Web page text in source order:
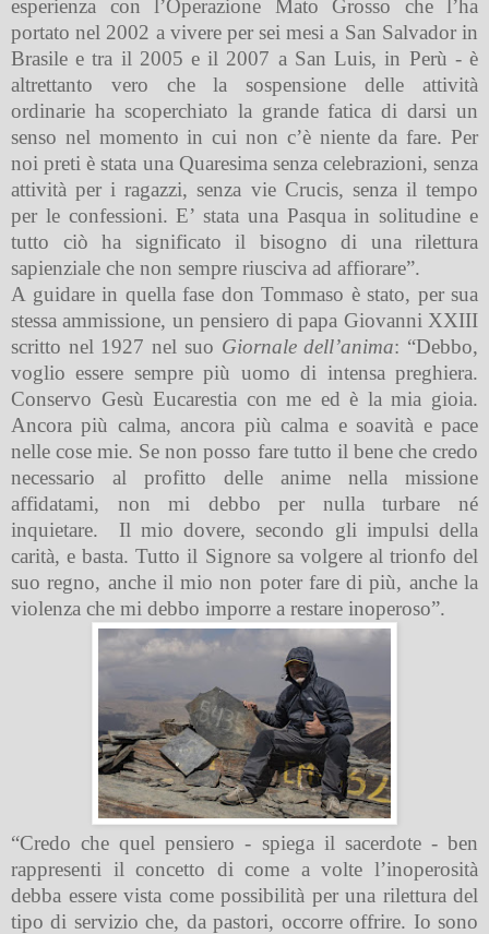
esperienza con l’Operazione Mato Grosso che l’ha
portato nel 2002 a vivere per sei mesi a San Salvador in
Brasile e tra il 2005 e il 2007 a San Luis, in Perù - è
altrettanto vero che la sospensione delle attività
ordinarie ha scoperchiato la grande fatica di darsi un
senso nel momento in cui non c’è niente da fare. Per
noi preti è stata una Quaresima senza celebrazioni, senza
attività per i ragazzi, senza vie Crucis, senza il tempo
per le confessioni. E’ stata una Pasqua in solitudine e
tutto ciò ha significato il bisogno di una rilettura
sapienziale che non sempre riusciva ad affiorare”.
A guidare in quella fase don Tommaso è stato, per sua
stessa ammissione, un pensiero di papa Giovanni XXIII
scritto nel 1927 nel suo Giornale dell’anima: “Debbo,
voglio essere sempre più uomo di intensa preghiera.
Conservo Gesù Eucarestia con me ed è la mia gioia.
Ancora più calma, ancora più calma e soavità e pace
nelle cose mie. Se non posso fare tutto il bene che credo
necessario al profitto delle anime nella missione
affidatami, non mi debbo per nulla turbare né
inquietare.
Il mio dovere, secondo gli impulsi della
carità, e basta. Tutto il Signore sa volgere al trionfo del
suo regno, anche il mio non poter fare di più, anche la
violenza che mi debbo imporre a restare inoperoso”.
“Credo che quel pensiero - spiega il sacerdote - ben
rappresenti il concetto di come a volte l’inoperosità
debba essere vista come possibilità per una rilettura del
tipo di servizio che, da pastori, occorre offrire. Io sono